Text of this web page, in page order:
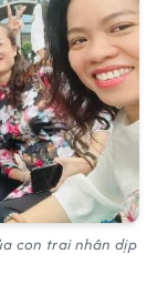
con trai nhân dịp